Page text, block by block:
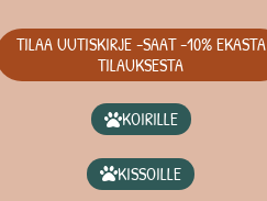
TILAA UUTISKIRJE -SAAT -10% EKASTA
TILAUKSESTA
KOIRILLE
KISSOILLE